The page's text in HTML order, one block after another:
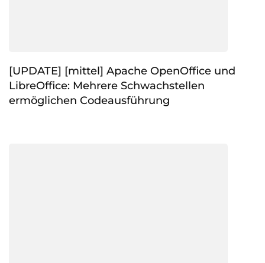
[UPDATE] [mittel] Apache OpenOffice und
LibreOffice: Mehrere Schwachstellen
ermöglichen Codeausführung